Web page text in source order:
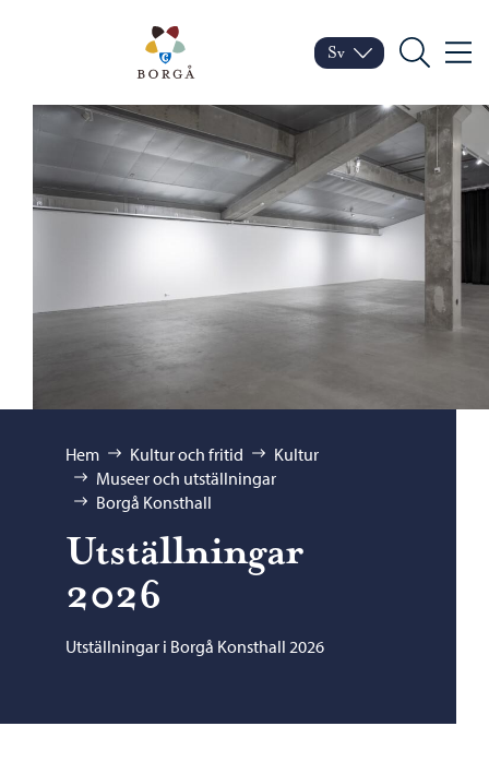
Porvoo – Gå till
Byt språk
Nuvarande språk:
Sv
Sök Meny
Bläddra:
Hem Kultur och fritid
Kultur
Museer och utställningar
Borgå Konsthall
Utställningar
2026
Utställningar i Borgå Konsthall 2026